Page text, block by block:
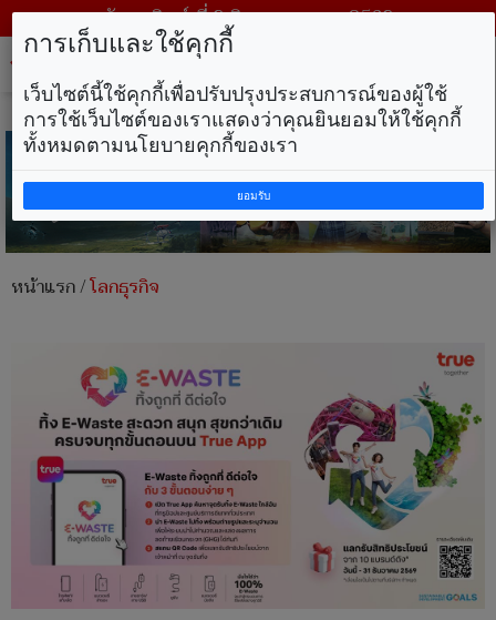
วันอาทิตย์ ที่ 9 สิงหาคม พ.ศ. 2569
หน้าแรก/โลกธุรกิจ
การเก็บและใช้คุกกี้
เว็บไซต์นี้ใช้คุกกี้เพื่อปรับปรุงประสบการณ์ของผู้ใช้
การใช้เว็บไซต์ของเราแสดงว่าคุณยินยอมให้ใช้คุกกี้
ทั้งหมดตามนโยบายคุกกี้ของเรา
ยอมรับ